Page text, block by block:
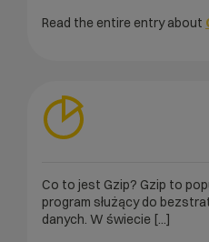
Read the entire entry about
Co to jest Gzip? Gzip to
program służący do
danych. W świecie [...]